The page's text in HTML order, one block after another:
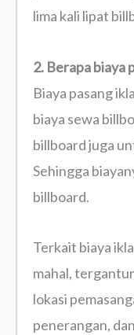
lima kali lipat
2. Berapa biaya
Biaya pasang
biaya sewa
billboard juga
Sehingga
billboard.
Terkait biaya
mahal,
lokasi
penerangan,